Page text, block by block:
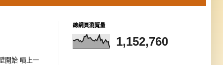
開始 噴上一
總網頁瀏覽量
1,152,760